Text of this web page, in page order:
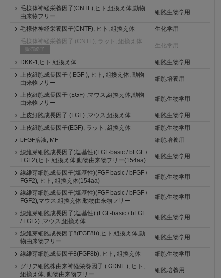
毛様体神経栄養因子(CNTF),ヒト,組換え体,動物
由来物フリー
細胞生物学用
毛様体神経栄養因子(CNTF), ヒト, 組換え体
生化学用
毛様体神経栄養因子 (CNTF), ラット, 組換え体
販売終了
生化学用
DKK-1,ヒト,組換え体
細胞生物学用
上皮細胞成長因子 ( EGF ), ヒト, 組換え体, 動物
由来物フリー
細胞培養用
上皮細胞成長因子 (EGF) ,マウス,組換え体,動物
由来物フリー
細胞生物学用
上皮細胞成長因子 (EGF) ,マウス,組換え体
細胞生物学用
上皮細胞成長因子(EGF), ラット, 組換え体
細胞生物学用
bFGF溶液, MF
細胞培養用
線維芽細胞成長因子(塩基性)(FGF-basic / bFGF /
FGF2),ヒト,組換え体,動物由来物フリー(154aa)
細胞生物学用
線維芽細胞成長因子(塩基性)(FGF-basic / bFGF /
FGF2), ヒト, 組換え体(154aa)
細胞生物学用
線維芽細胞成長因子(塩基性)(FGF-basic / bFGF /
FGF2),マウス,組換え体,動物由来物フリー
細胞生物学用
線維芽細胞成長因子(塩基性) (FGF-basic / bFGF
/ FGF2) ,マウス,組換え体
細胞生物学用
線維芽細胞成長因子8(FGF8b),ヒト,組換え体,動
物由来物フリー
細胞生物学用
線維芽細胞成長因子8(FGF8b), ヒト, 組換え体
細胞生物学用
グリア細胞株由来神経栄養因子 ( GDNF ), ヒト,
組換え体, 動物由来物フリー
細胞培養用